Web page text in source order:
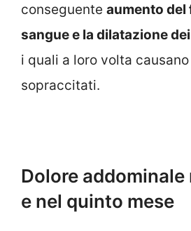
conseguente aumento del
sangue e la dilatazione
i quali a loro volta
sopraccitati.
Dolore
e nel quinto mese